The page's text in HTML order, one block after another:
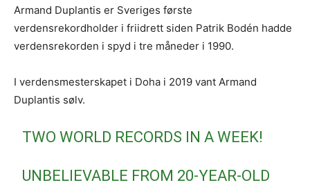
Armand Duplantis er Sveriges første
verdensrekordholder i friidrett siden Patrik Bodén hadde
verdensrekorden i spyd i tre måneder i 1990.
I verdensmesterskapet i Doha i 2019 vant Armand
Duplantis sølv.
TWO WORLD RECORDS IN A WEEK!
UNBELIEVABLE FROM 20-YEAR-OLD